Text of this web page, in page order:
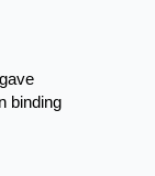
binding